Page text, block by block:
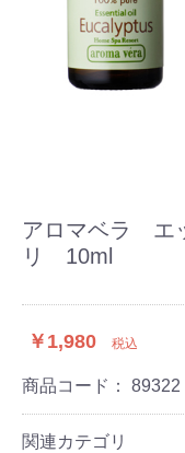
アロマベラ エ
リ 10ml
￥1,980 税込
商品コード： 89322
関連カテゴリ